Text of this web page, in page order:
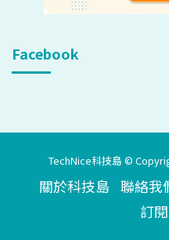
Facebook
TechNice科技島 ©
關於科技島 聯絡我
訂